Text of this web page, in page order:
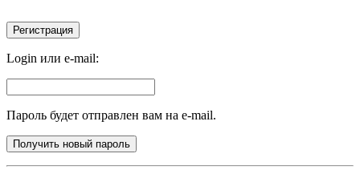
Login или e-mail:
Пароль будет отправлен вам на e-mail.